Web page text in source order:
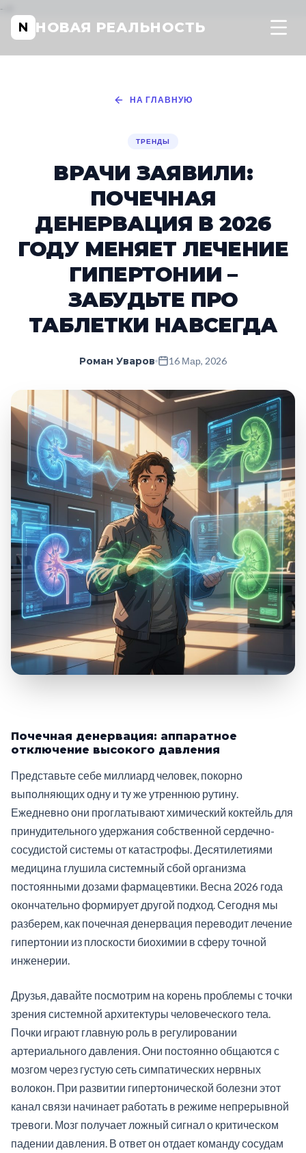
-->
N НОВАЯ РЕАЛЬНОСТЬ
НА ГЛАВНУЮ
ТРЕНДЫ
ВРАЧИ ЗАЯВИЛИ:
ПОЧЕЧНАЯ
ДЕНЕРВАЦИЯ В 2026
ГОДУ МЕНЯЕТ ЛЕЧЕНИЕ
ГИПЕРТОНИИ –
ЗАБУДЬТЕ ПРО
ТАБЛЕТКИ НАВСЕГДА
Роман Уваров 16 Мар, 2026
Почечная денервация: аппаратное
отключение высокого давления
Представьте себе миллиард человек, покорно
выполняющих одну и ту же утреннюю рутину.
Ежедневно они проглатывают химический коктейль для
принудительного удержания собственной сердечно-
сосудистой системы от катастрофы. Десятилетиями
медицина глушила системный сбой организма
постоянными дозами фармацевтики. Весна 2026 года
окончательно формирует другой подход. Сегодня мы
разберем, как почечная денервация переводит лечение
гипертонии из плоскости биохимии в сферу точной
инженерии.
Друзья, давайте посмотрим на корень проблемы с точки
зрения системной архитектуры человеческого тела.
Почки играют главную роль в регулировании
артериального давления. Они постоянно общаются с
мозгом через густую сеть симпатических нервных
волокон. При развитии гипертонической болезни этот
канал связи начинает работать в режиме непрерывной
тревоги. Мозг получает ложный сигнал о критическом
падении давления. В ответ он отдает команду сосудам